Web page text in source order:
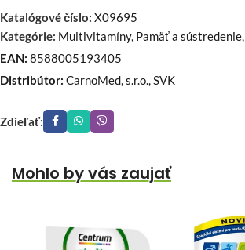
Katalógové číslo: X09695
Kategórie: Multivitamíny, Pamäť a sústredenie,
EAN: 8588005193405
Distribútor: CarnoMed, s.r.o., SVK
Zdieľať:
Mohlo by vás zaujať